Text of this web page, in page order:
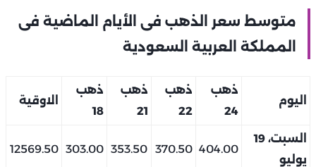
متوسط سعر الذهب فى الأيام الماضية فى
المملكة العربية السعودية
اليوم
ذهب
24
ذهب
22
ذهب
21
ذهب
18
الاوقية
السبت، 19
يوليو
404.00
370.50
353.50
303.00
12569.50